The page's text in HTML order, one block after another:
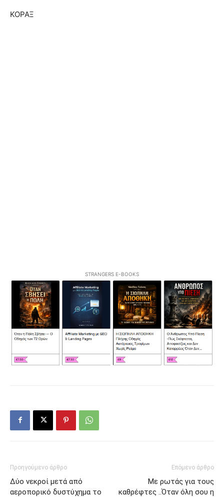
ΚΟΡΑΞ
STRANGERS E-BOOKS
Προηγούμενο άρθρο
Δύο νεκροί μετά από
αεροπορικό δυστύχημα το
Επόμενο άρθρο
Με ρωτάς για τους
καθρέφτες ..Όταν όλη σου η